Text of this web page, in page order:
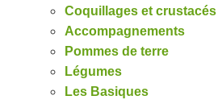
Coquillages et crustacés
Accompagnements
Pommes de terre
Légumes
Les Basiques